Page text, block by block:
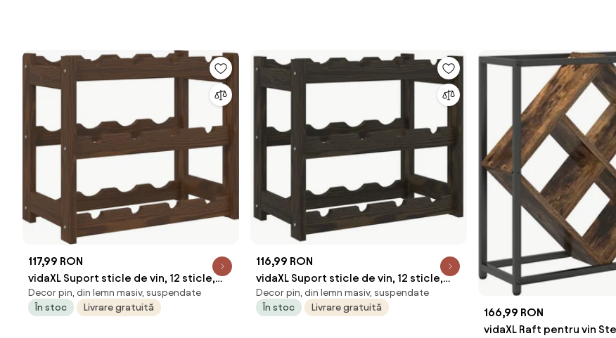
117,99 RON
vidaXL Suport sticle de vin, 12 sticle,
maro, lemn masiv de pin
Decor pin, din lemn masiv, suspendate
În stoc
Livrare gratuită
116,99 RON
vidaXL Suport sticle de vin, 12 sticle,
negru, lemn masiv de pin
Decor pin, din lemn masiv, suspendate
În stoc
Livrare gratuită
166,99 RON
vidaXL Raft pentru vin